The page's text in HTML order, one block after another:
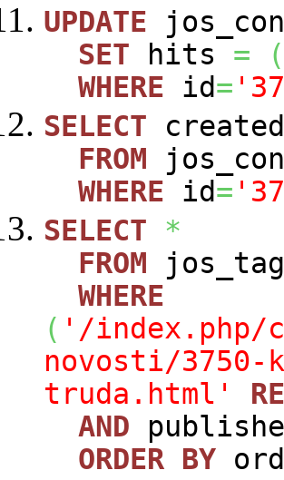
UPDATE
SET hits = (
WHERE id=
SELECT
FROM
WHERE id=
SELECT
*
FROM
WHERE
( '/index.php/
novosti/3750-
truda.html'
AND
ORDER BY